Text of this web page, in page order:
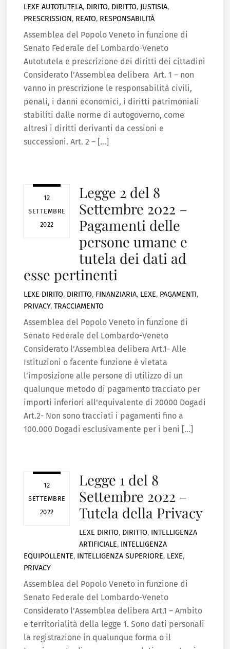
LEXE AUTOTUTELA, DIRITO, DIRITTO, JUSTISIA,
PRESCRISSION, REATO, RESPONSABILITÀ
Assemblea del Popolo Veneto in funzione di
Senato Federale del Lombardo-Veneto
Autotutela e prescrizione dei diritti dei cittadini
Considerato l’Assemblea delibera Art. 1 – non
vanno in prescrizione le responsabilità civili,
penali, i danni economici, i diritti patrimoniali
stabiliti dalle norme di autogoverno, come
altresì i diritti derivanti da cessioni e
successioni. Art. 2 – […]
12
SETTEMBRE
2022
Legge 2 del 8
Settembre 2022 –
Pagamenti delle
persone umane e
tutela dei dati ad
esse pertinenti
LEXE DIRITO, DIRITTO, FINANZIARIA, LEXE, PAGAMENTI,
PRIVACY,TRACCIAMENTO
Assemblea del Popolo Veneto in funzione di
Senato Federale del Lombardo-Veneto
Considerato l’Assemblea delibera Art.1- Alle
Istituzioni o facente funzione è vietata
l’imposizione alle persone di utilizzo di un
qualunque metodo di pagamento tracciato per
importi inferiori all’equivalente di 20000 Dogadi
Art.2- Non sono tracciati i pagamenti fino a
100.000 Dogadi esclusivamente per i beni […]
12
SETTEMBRE
2022
Legge 1 del 8
Settembre 2022 –
Tutela della Privacy
LEXE DIRITO, DIRITTO, INTELLIGENZA
ARTIFICIALE, INTELLIGENZA
EQUIPOLLENTE, INTELLIGENZA SUPERIORE, LEXE,
PRIVACY
Assemblea del Popolo Veneto in funzione di
Senato Federale del Lombardo-Veneto
Considerato l’Assemblea delibera Art.1 – Ambito
e territorialità della legge 1. Sono dati personali
la registrazione in qualunque forma o il